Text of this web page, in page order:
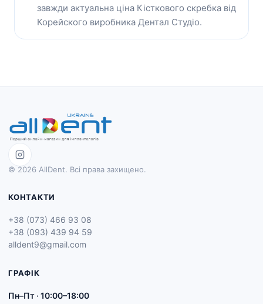
завжди актуальна ціна Кісткового скребка від
Корейского виробника Дентал Студіо.
© 2026 AllDent. Всі права захищено.
КОНТАКТИ
+38 (073) 466 93 08
+38 (093) 439 94 59
alldent9@gmail.com
ГРАФІК
Пн–Пт · 10:00–18:00